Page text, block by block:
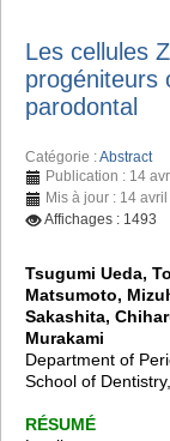
Les cellules
progéniteurs
parodontal
Catégorie :Abstract
Publication : 14
Mis à jour : 14 avril
Affichages : 1493
Tsugumi Ueda,
Matsumoto,
Sakashita,
Murakami
Department of
School of
RÉSUMÉ